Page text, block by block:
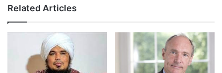
Related Articles